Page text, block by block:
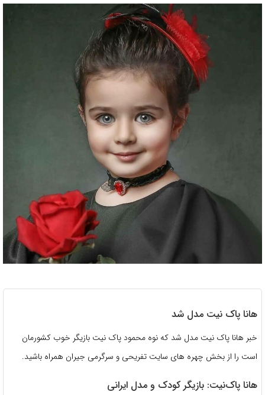
هانا پاک نیت مدل شد
خبر هانا پاک نیت مدل شد که نوه محمود پاک نیت بازیگر خوب کشورمان
است را از بخش چهره های سایت تفریحی و سرگرمی جیران همراه باشید.
هانا پاک‌نیت: بازیگر کودک و مدل ایرانی